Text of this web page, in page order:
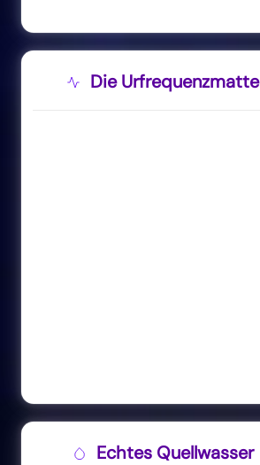
Die Urfrequenzmatte
Echtes Quellwasser